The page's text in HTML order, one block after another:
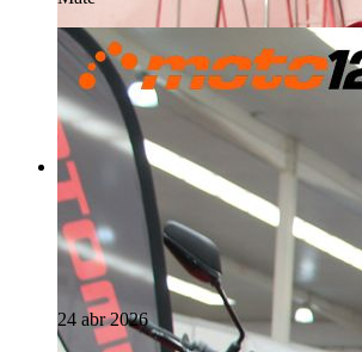
24 abr 2026